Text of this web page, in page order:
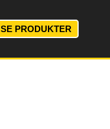
SE PRODUKTER